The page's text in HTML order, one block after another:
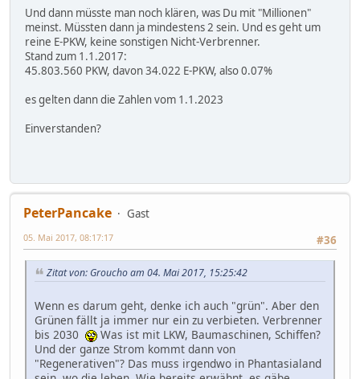
Und dann müsste man noch klären, was Du mit "Millionen"
meinst. Müssten dann ja mindestens 2 sein. Und es geht um
reine E-PKW, keine sonstigen Nicht-Verbrenner.
Stand zum 1.1.2017:
45.803.560 PKW, davon 34.022 E-PKW, also 0.07%
es gelten dann die Zahlen vom 1.1.2023
Einverstanden?
PeterPancake
Gast
#36
05. Mai 2017, 08:17:17
Zitat von: Groucho am 04. Mai 2017, 15:25:42
Wenn es darum geht, denke ich auch "grün". Aber den
Grünen fällt ja immer nur ein zu verbieten. Verbrenner
bis 2030
Was ist mit LKW, Baumaschinen, Schiffen?
Und der ganze Strom kommt dann von
"Regenerativen"? Das muss irgendwo in Phantasialand